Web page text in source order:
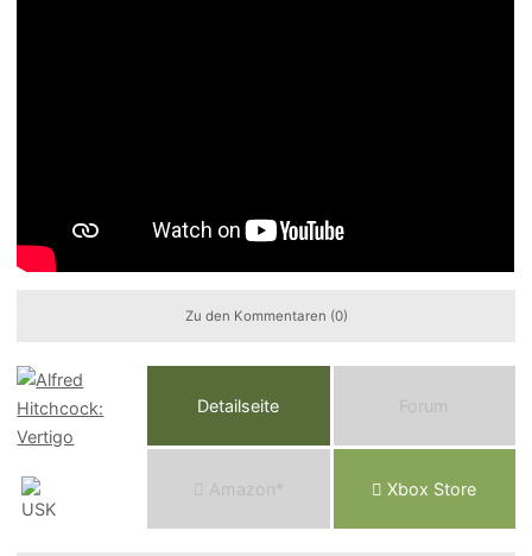
Zu den Kommentaren (0)
Detailseite Forum
Ama o n* Xbox Store